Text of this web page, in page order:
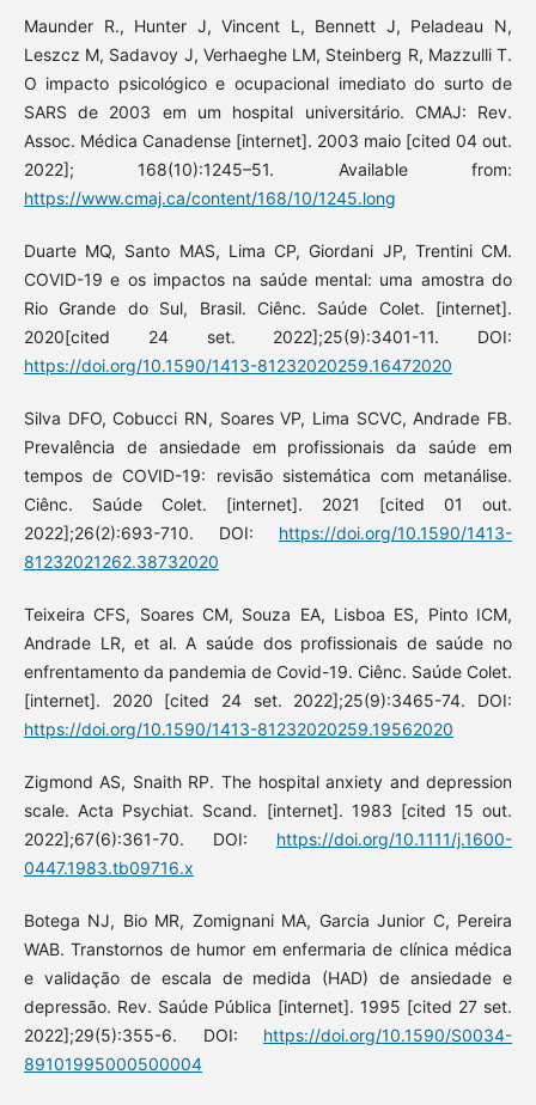
Maunder R., Hunter J, Vincent L, Bennett J, Peladeau N,
Leszcz M, Sadavoy J, Verhaeghe LM, Steinberg R, Mazzulli T.
O impacto psicológico e ocupacional imediato do surto de
SARS de 2003 em um hospital universitário. CMAJ: Rev.
Assoc. Médica Canadense [internet]. 2003 maio [cited 04 out.
2022]; 168(10):1245–51. Available from:
https://www.cmaj.ca/content/168/10/1245.long
Duarte MQ, Santo MAS, Lima CP, Giordani JP, Trentini CM.
COVID-19 e os impactos na saúde mental: uma amostra do
Rio Grande do Sul, Brasil. Ciênc. Saúde Colet. [internet].
2020[cited 24 set. 2022];25(9):3401-11. DOI:
https://doi.org/10.1590/1413-81232020259.16472020
Silva DFO, Cobucci RN, Soares VP, Lima SCVC, Andrade FB.
Prevalência de ansiedade em profissionais da saúde em
tempos de COVID-19: revisão sistemática com metanálise.
Ciênc. Saúde Colet. [internet]. 2021 [cited 01 out.
2022];26(2):693-710. DOI: https://doi.org/10.1590/1413-
81232021262.38732020
Teixeira CFS, Soares CM, Souza EA, Lisboa ES, Pinto ICM,
Andrade LR, et al. A saúde dos profissionais de saúde no
enfrentamento da pandemia de Covid-19. Ciênc. Saúde Colet.
[internet]. 2020 [cited 24 set. 2022];25(9):3465-74. DOI:
https://doi.org/10.1590/1413-81232020259.19562020
Zigmond AS, Snaith RP. The hospital anxiety and depression
scale. Acta Psychiat. Scand. [internet]. 1983 [cited 15 out.
2022];67(6):361-70. DOI: https://doi.org/10.1111/j.1600-
0447.1983.tb09716.x
Botega NJ, Bio MR, Zomignani MA, Garcia Junior C, Pereira
WAB. Transtornos de humor em enfermaria de clínica médica
e validação de escala de medida (HAD) de ansiedade e
depressão. Rev. Saúde Pública [internet]. 1995 [cited 27 set.
2022];29(5):355-6. DOI: https://doi.org/10.1590/S0034-
89101995000500004